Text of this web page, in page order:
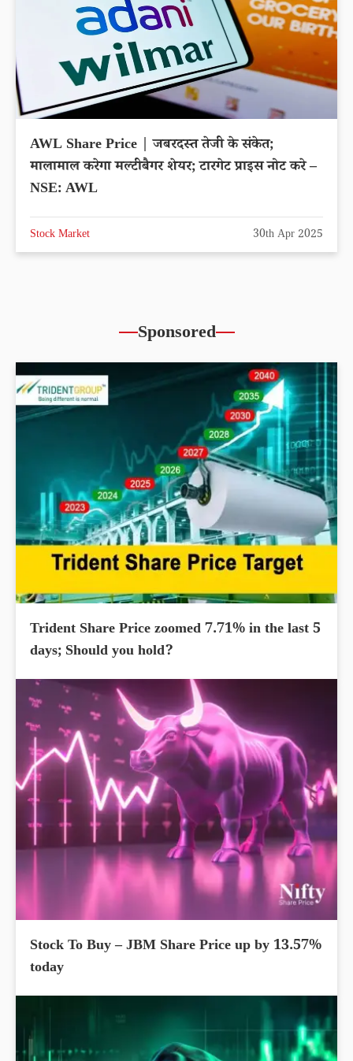
AWL Share Price | जबरदस्त तेजी के संकेत;
मालामाल करेगा मल्टीबैगर शेयर; टारगेट प्राइस नोट करे –
NSE: AWL
Stock Market 30th Apr 2025
Sponsored
Trident Share Price zoomed 7.71% in the last 5
days; Should you hold?
Stock To Buy – JBM Share Price up by 13.57%
today